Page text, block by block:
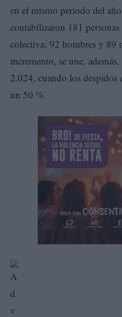
en el mismo periodo del
contabilizaron 181 personas
colectiva; 92 hombres y 89
incremento, se une,
2.024, cuando los despidos
un 50 %.